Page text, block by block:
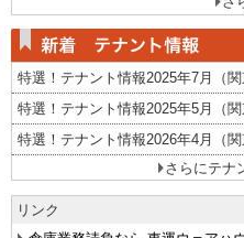
特選！テナント情報2025年7月（関
特選！テナント情報2025年5月（関
特選！テナント情報2026年4月（関
さらにテナ
リンク